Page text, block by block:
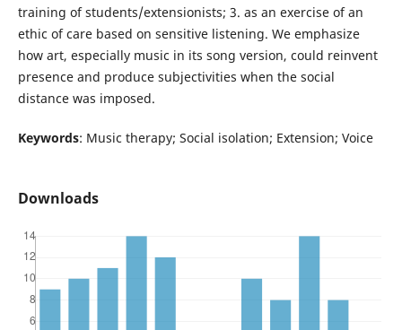
training of students/extensionists; 3. as an exercise of an
ethic of care based on sensitive listening. We emphasize
how art, especially music in its song version, could reinvent
presence and produce subjectivities when the social
distance was imposed.
Keywords: Music therapy; Social isolation; Extension; Voice
Downloads